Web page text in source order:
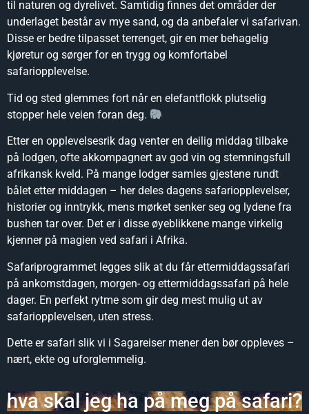
til naturen og dyrelivet. Samtidig finnes det områder der
underlaget består av mye sand, og da anbefaler vi safarivan.
Disse er bedre tilpasset terrenget, gir en mer behagelig
kjøretur og sørger for en trygg og komfortabel
safariopplevelse.
Tid og sted glemmes fort når en elefantflokk plutselig
stopper hele veien foran deg.
Etter en opplevelsesrik dag venter en deilig middag tilbake
på lodgen, ofte akkompagnert av god vin og stemningsfull
afrikansk kveld. På mange lodger samles gjestene rundt
bålet etter middagen – her deles dagens safariopplevelser,
historier og inntrykk, mens mørket senker seg og lydene fra
bushen tar over. Det er i disse øyeblikkene mange virkelig
kjenner på magien ved safari i Afrika.
Safariprogrammet legges slik at du får ettermiddagssafari
på ankomstdagen, morgen- og ettermiddagssafari på hele
dager. En perfekt rytme som gir deg mest mulig ut av
safariopplevelsen, uten stress.
Dette er safari slik vi i Sagareiser mener den bør oppleves –
nært, ekte og uforglemmelig.
hva skal jeg ha på meg på safari?